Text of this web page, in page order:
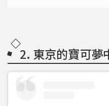
2. 東京的寶可夢